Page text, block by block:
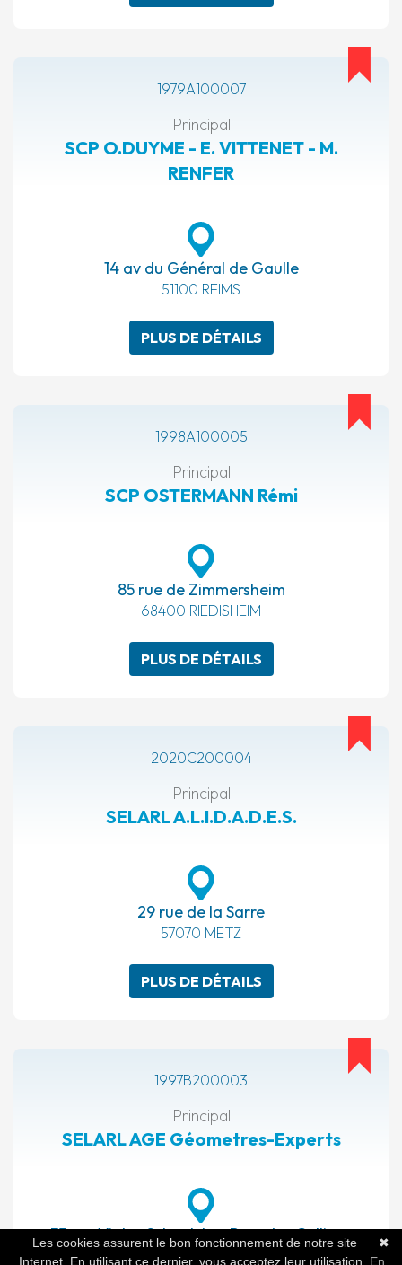
1979A100007
Principal
SCP O.DUYME - E. VITTENET - M.
RENFER
14 av du Général de Gaulle
51100 REIMS
PLUS DE DÉTAILS
1998A100005
Principal
SCP OSTERMANN Rémi
85 rue de Zimmersheim
68400 RIEDISHEIM
PLUS DE DÉTAILS
2020C200004
Principal
SELARL A.L.I.D.A.D.E.S.
29 rue de la Sarre
57070 METZ
PLUS DE DÉTAILS
1997B200003
Principal
SELARL AGE Géometres-Experts
35 rue Victor Schoelcher Parc des Collines
68200 MULHOUSE
✖
Les cookies assurent le bon fonctionnement de notre site
Internet. En utilisant ce dernier, vous acceptez leur utilisation. En